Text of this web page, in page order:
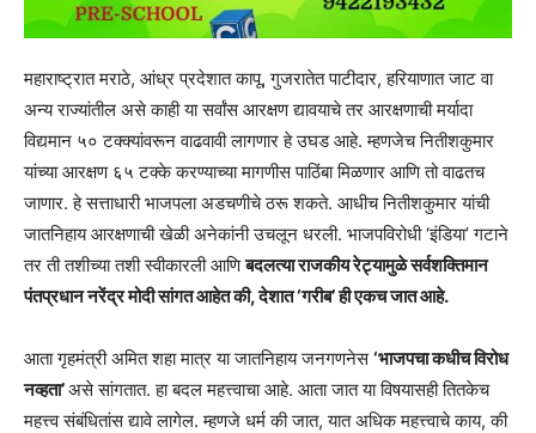
महाराष्ट्रात मराठे, आंध्र प्रदेशात कापू, गुजरातेत पाटीदार, हरियाणात जाट वा
अन्य राज्यांतील असे काही या सर्वांस आरक्षण द्यावयाचे तर आरक्षणाची मर्यादा
विद्यमान ५० टक्क्यांवरून वाढवावी लागणार हे उघड आहे. म्हणजेच नितीशकुमार
यांच्या आरक्षण ६५ टक्के करण्याच्या मागणीस पाठिंबा मिळणार आणि तो वाढतच
जाणार. हे सत्ताधारी भाजपला अडचणीचे ठरू शकते. आधीच नितीशकुमार यांची
जातनिहाय आरक्षणाची खेळी अनेकांनी उचलून धरली. भाजपविरोधी ‘इंडिया’ गटाने
तर ती तशीच्या तशी स्वीकारली आणिबदलत्या राजकीय रेट्यामुळे सर्वशक्तिमान
पंतप्रधान नरेंद्र मोदी सांगत आहेत की, देशात ‘गरीब’ ही एकच जात आहे.
आता गृहमंत्री अमित शहा मात्र या जातनिहाय जनगणनेस‘भाजपचा कधीच विरोध
नव्हता’असे सांगतात. हा बदल महत्त्वाचा आहे. आता जात या विषयासही तितकेच
महत्त्व संबंधितांस द्यावे लागेल. म्हणजे धर्म की जात, यात अधिक महत्त्वाचे काय, की